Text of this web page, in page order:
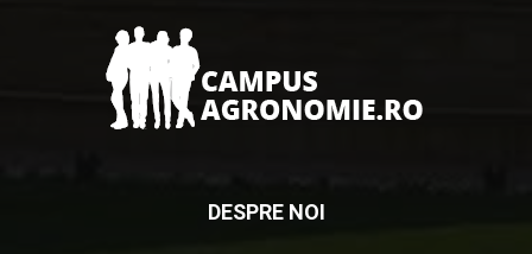
DESPRE NOI